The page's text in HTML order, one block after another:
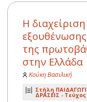
Η
της
στην Ελλάδα
Κούκη Βασιλική
Στήλη
ΔΡΑΣΕΙΣ - Τεύχος